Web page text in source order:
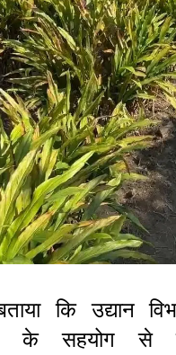
कि उद्यान
के सहयोग से